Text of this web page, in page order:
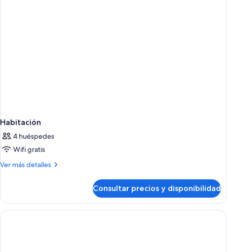
Habitación
4 huéspedes
Wifi gratis
Ver más detalles
Más
Consultar precios y disponibilidad